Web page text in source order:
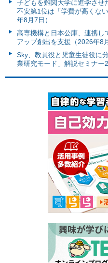
子どもを難関大学に進学させ
不安第1位は「学費が高くな
年8月7日）
高専機構と日本公庫、連携し
アップ創出を支援（2026年8
Sky、教員役と児童生徒役に
業研究モード」解説セミナー